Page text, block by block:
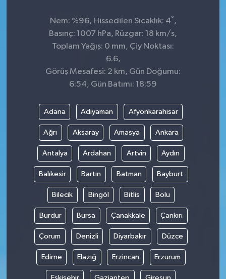
Nem: %96, Hissedilen Sıcaklık: 4° ,
Basınç: 1007 hPa, Rüzgar: 18 km/s,
Toplam Yağış: 0 mm, Çiy Noktası:
6.6,
Görüş Mesafesi: 2 km, Gün Doğumu:
6:54, Gün Batımı: 18:59
Adana Adıyaman Afyonkarahisar
Ağrı Aksaray Amasya Ankara
Antalya Ardahan Artvin Aydın
Balıkesir Bartın Batman Bayburt
Bilecik Bingöl Bitlis Bolu
Burdur Bursa Çanakkale Çankırı
Çorum Denizli Diyarbakır Düzce
Edirne Elazığ Erzincan Erzurum